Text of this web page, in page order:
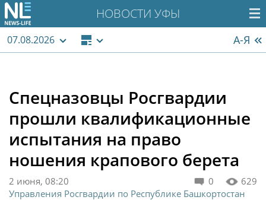
НОВОСТИ УФЫ
07.08.2026 А-Я
Спецназовцы Росгвардии
прошли квалификационные
испытания на право
ношения крапового берета
0 629
2 июня, 08:20
Управления Росгвардии по Республике Башкортостан